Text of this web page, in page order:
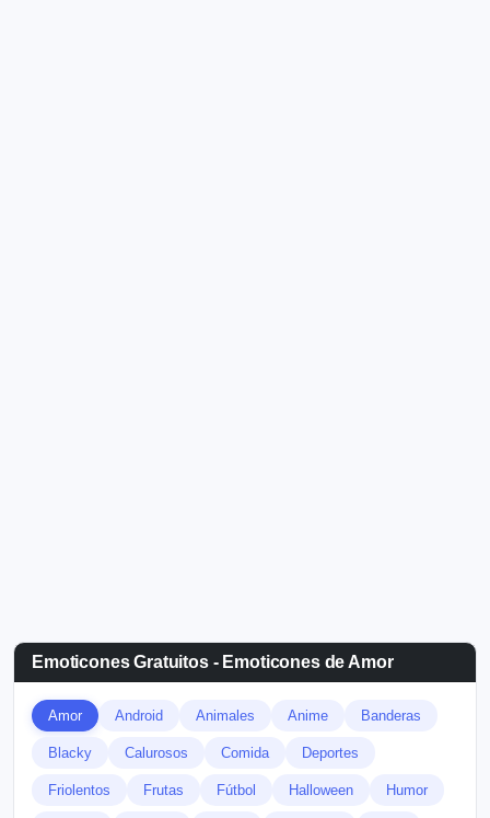
Emoticones Gratuitos - Emoticones de Amor
Amor Android Animales Anime Banderas
Blacky Calurosos Comida Deportes
Friolentos Frutas Fútbol Halloween Humor